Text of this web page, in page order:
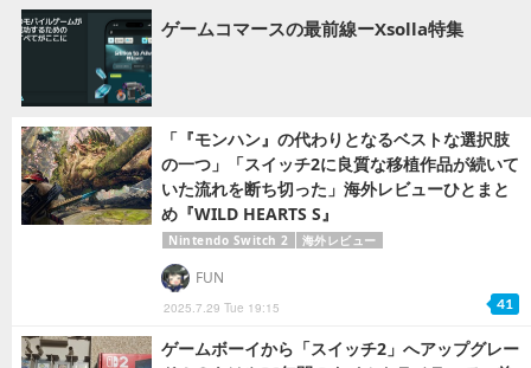
ゲームコマースの最前線ーXsolla特集
「『モンハン』の代わりとなるベストな選択肢
の一つ」「スイッチ2に良質な移植作品が続いて
いた流れを断ち切った」海外レビューひとまと
め『WILD HEARTS S』
Nintendo Switch 2 海外レビュー
2025.7.29 Tue 19:15
FUN
41
ゲームボーイから「スイッチ2」へアップグレー